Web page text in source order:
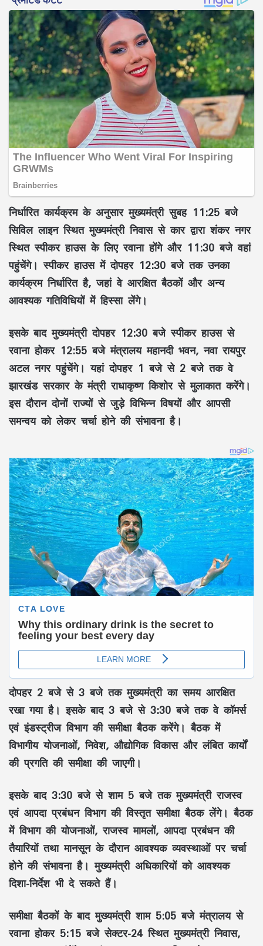
निर्धारित कार्यक्रम के अनुसार मुख्यमंत्री सुबह 11:25 बजे
सिविल लाइन स्थित मुख्यमंत्री निवास से कार द्वारा शंकर नगर
स्थितस्पीकर हाउसके लिए रवाना होंगे और 11:30 बजेवहां
पहुंचेंगे। स्पीकर हाउस में दोपहर 12:30 बजेतक उनका
कार्यक्रम निर्धारित है, जहां वे आरक्षित बैठकों और अन्य
आवश्यक गतिविधियों में हिस्सा लेंगे।
इसके बाद मुख्यमंत्री दोपहर 12:30 बजेस्पीकर हाउस से
रवाना होकर 12:55 बजेमंत्रालय महानदी भवन, नवा रायपुर
अटल नगर पहुंचेंगे। यहां दोपहर 1 बजे से 2 बजे तकवे
झारखंड सरकार के मंत्री राधाकृष्ण किशोरसे मुलाकात करेंगे।
इस दौरान दोनों राज्यों से जुड़े विभिन्न विषयों और आपसी
समन्वय को लेकर चर्चा होने की संभावना है।
दोपहर 2 बजे से 3 बजे तकमुख्यमंत्री का समय आरक्षित
रखा गया है। इसके बाद 3 बजे से 3:30 बजे तकवेकॉमर्स
एवं इंडस्ट्रीज विभागकी समीक्षा बैठक करेंगे। बैठक में
विभागीय योजनाओं, निवेश, औद्योगिक विकास और लंबित कार्यों
की प्रगति की समीक्षा की जाएगी।
इसके बाद 3:30 बजे से शाम 5 बजे तकमुख्यमंत्रीराजस्व
एवं आपदा प्रबंधन विभागकी विस्तृत समीक्षा बैठक लेंगे। बैठक
में विभाग की योजनाओं, राजस्व मामलों, आपदा प्रबंधन की
तैयारियों तथा मानसून के दौरान आवश्यक व्यवस्थाओं पर चर्चा
होने की संभावना है। मुख्यमंत्री अधिकारियों को आवश्यक
दिशा-निर्देश भी दे सकते हैं।
समीक्षा बैठकों के बाद मुख्यमंत्रीशाम 5:05 बजेमंत्रालय से
रवाना होकर 5:15 बजेसेक्टर-24 स्थित मुख्यमंत्री निवास,